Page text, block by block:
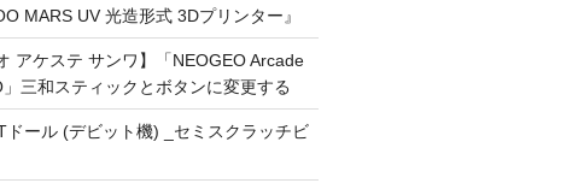
MARS UV 光造形式 3Dプリンター』
アケステ サンワ】「NEOGEO Arcade
三和スティックとボタンに変更する
ドール (デビット機) _セミスクラッチビ